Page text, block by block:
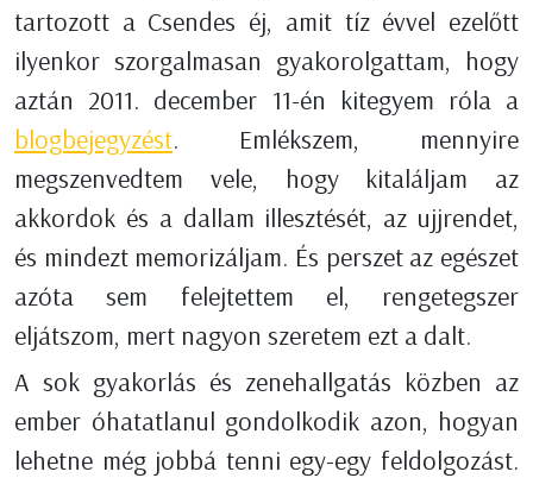
tartozott a Csendes éj, amit tíz évvel ezelőtt
ilyenkor szorgalmasan gyakorolgattam, hogy
aztán 2011. december 11-én kitegyem róla a
blogbejegyzést. Emlékszem, mennyire
megszenvedtem vele, hogy kitaláljam az
akkordok és a dallam illesztését, az ujjrendet,
és mindezt memorizáljam. És perszet az egészet
azóta sem felejtettem el, rengetegszer
eljátszom, mert nagyon szeretem ezt a dalt.
A sok gyakorlás és zenehallgatás közben az
ember óhatatlanul gondolkodik azon, hogyan
lehetne még jobbá tenni egy-egy feldolgozást.